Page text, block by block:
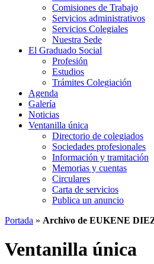
Comisiones de Trabajo
Servicios administrativos
Servicios Colegiales
Nuestra Sede
El Graduado Social
Profesión
Estudios
Trámites Colegiación
Agenda
Galería
Noticias
Ventanilla única
Directorio de colegiados
Sociedades profesionales
Información y tramitación
Memorias y cuentas
Circulares
Carta de servicios
Publica un anuncio
Portada » Archivo de EUKENE
Ventanilla única